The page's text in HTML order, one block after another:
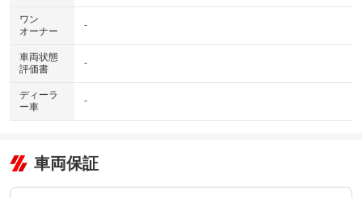
ワン
オーナー
-
車両状態
評価書
-
ディーラ
ー車
-
車両保証